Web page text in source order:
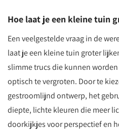
Hoe laat je een kleine tuin
Een veelgestelde vraag in de
laat je een kleine tuin groter
slimme trucs die kunnen
optisch te vergroten. Door te
gestroomlijnd ontwerp, het
diepte, lichte kleuren die meer
doorkijkjes voor perspectief en